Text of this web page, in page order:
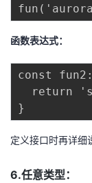
函数表达式：
const
return
定义接口时再详细
6.任意类型：